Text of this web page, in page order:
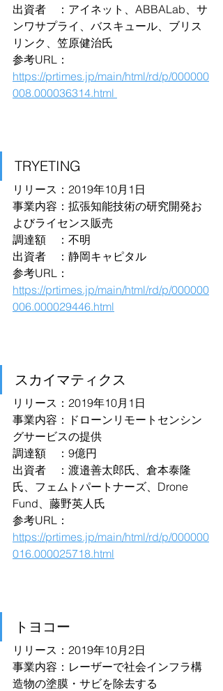
出資者　：アイネット、ABBALab、サ
ンワサプライ、バスキュール、ブリス
リンク、笠原健治氏
参考URL：
https://prtimes.jp/main/html/rd/p/000000
008.000036314.html
TRYETING
リリース：2019年10月1日
事業内容：拡張知能技術の研究開発お
よびライセンス販売
調達額　：不明
出資者　：静岡キャピタル
参考URL：
https://prtimes.jp/main/html/rd/p/000000
006.000029446.html
スカイマティクス
リリース：2019年10月1日
事業内容：ドローンリモートセンシン
グサービスの提供
調達額　：9億円
出資者　：渡邉善太郎氏、倉本泰隆
氏、フェムトパートナーズ、Drone
Fund、藤野英人氏
参考URL：
https://prtimes.jp/main/html/rd/p/000000
016.000025718.html
トヨコー
リリース：2019年10月2日
事業内容：レーザーで社会インフラ構
造物の塗膜・サビを除去する